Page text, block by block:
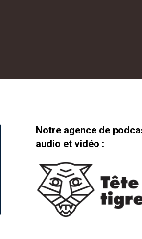
Notre agence de
audio et vidéo :